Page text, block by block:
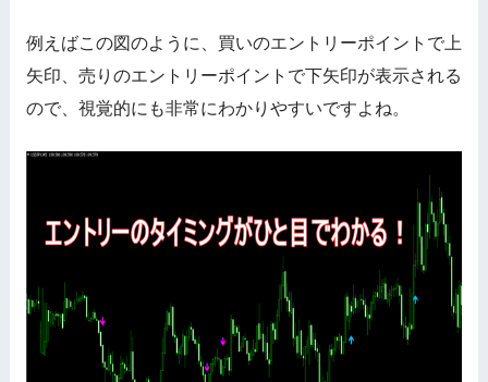
例えばこの図のように、買いのエントリーポイントで上
矢印、売りのエントリーポイントで下矢印が表示される
ので、視覚的にも非常にわかりやすいですよね。